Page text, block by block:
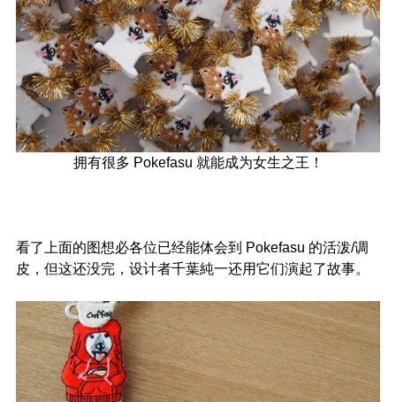
拥有很多 Pokefasu 就能成为女生之王！
看了上面的图想必各位已经能体会到 Pokefasu 的活泼/调
皮，但这还没完，设计者千葉純一还用它们演起了故事。